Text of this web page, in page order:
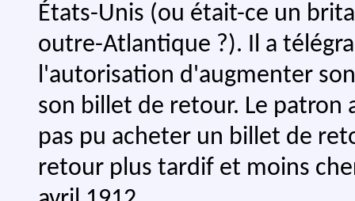
États-Unis (ou était-ce un
outre-Atlantique ?). Il a
l'autorisation d'augmenter
son billet de retour. Le patron
pas pu acheter un billet de
retour plus tardif et moins